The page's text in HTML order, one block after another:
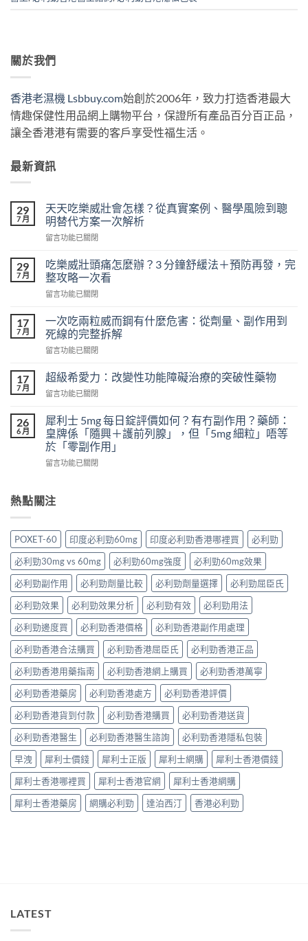
關於我們
香港老濕機 Lsbbuy.com始創於2006年，致力打造香港最大
情趣保健性用品網上購物平台，保證所有產品百分百正品，
讓全香港港有需要的客戶享受性福生活。
最新資訊
29
7 月
天天吃樂威壯會怎樣？從真實案例、醫學風險到聰
明替代方案一次解析
在
天
吃
樂
威
會
怎
樣？
從
實
案
學
風
險
到
替
代
案
一
次
解
析〉
中
留言功能已關閉
29
7 月
吃樂威壯頭痛怎麼辦？3 分鐘舒緩法＋預防再發，完
整攻略一次看
在
威
壯
頭
怎
辦？
分
鐘
舒
法
防
完
整
攻
略
一
次
看〉
中
留言功能已關閉
17
7 月
一次吃兩粒威而鋼有什麼危害：從劑量、副作用到
死線的完整拆解
在
次
吃
兩
威
而
鋼
有
什
害：
量、
副
作
用
到
死
線
的
完
整
拆
解〉
中
留言功能已關閉
17
7 月
超級希愛力：改變性功能障礙治療的突破性藥物
在
級
希
愛
力：
改
功
礙
治
療
的
突
破
性
藥
物〉
中
留言功能已關閉
26
6 月
犀利士 5mg 每日錠評價如何？有冇副作用？藥師：
皇牌係「隨興＋護前列腺」，但「5mg 細粒」唔等
於「零副作用」
在
士
5mg
日
錠
評
價
如
何？
有
冇
副
作
用？
藥
師：
皇
牌
係
「隨
興
＋
護
前
列
腺」，
但
「5mg
用」〉
留言功能已關閉
熱點關注
POXET-60 印度必利勁60mg 印度必利勁香港哪裡買
必利勁
必利勁30mg vs 60mg
必利勁60mg強度
必利勁60mg效果
必利勁副作用
必利勁劑量比較 必利勁劑量選擇
必利勁屈臣氏
必利勁效果
必利勁效果分析 必利勁有效
必利勁用法
必利勁邊度買
必利勁香港價格
必利勁香港副作用處理
必利勁香港合法購買
必利勁香港屈臣氏
必利勁香港正品
必利勁香港用藥指南
必利勁香港網上購買
必利勁香港萬寧
必利勁香港藥房
必利勁香港處方
必利勁香港評價
必利勁香港貨到付款
必利勁香港購買
必利勁香港送貨
必利勁香港醫生
必利勁香港醫生諮詢
必利勁香港隱私包裝
早洩
犀利士價錢 犀利士正版 犀利士網購
犀利士香港價錢
犀利士香港哪裡買
犀利士香港官網
犀利士香港網購
犀利士香港藥房
網購必利勁 達泊西汀 香港必利勁
LATEST